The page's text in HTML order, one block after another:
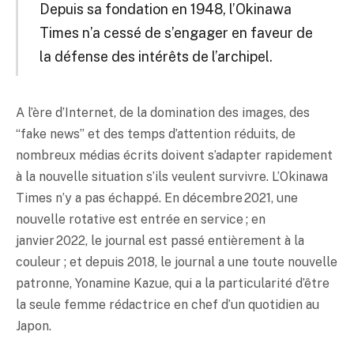
Depuis sa fondation en 1948, l’Okinawa
Times n’a cessé de s’engager en faveur de
la défense des intérêts de l’archipel.
A l’ère d’Internet, de la domination des images, des
“fake news” et des temps d’attention réduits, de
nombreux médias écrits doivent s’adapter rapidement
à la nouvelle situation s’ils veulent survivre. L’Okinawa
Times n’y a pas échappé. En décembre 2021, une
nouvelle rotative est entrée en service ; en
janvier 2022, le journal est passé entièrement à la
couleur ; et depuis 2018, le journal a une toute nouvelle
patronne, Yonamine Kazue, qui a la particularité d’être
la seule femme rédactrice en chef d’un quotidien au
Japon.